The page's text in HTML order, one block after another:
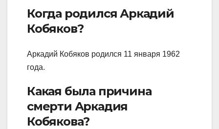
Когда родился Аркадий
Кобяков?
Аркадий Кобяков родился 11 января 1962
года.
Какая была причина
смерти Аркадия
Кобякова?